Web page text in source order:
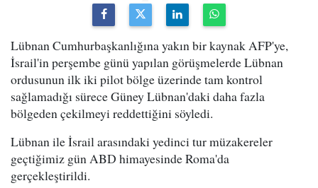
Lübnan Cumhurbaşkanlığına yakın bir kaynak AFP'ye,
İsrail'in perşembe günü yapılan görüşmelerde Lübnan
ordusunun ilk iki pilot bölge üzerinde tam kontrol
sağlamadığı sürece Güney Lübnan'daki daha fazla
bölgeden çekilmeyi reddettiğini söyledi.
Lübnan ile İsrail arasındaki yedinci tur müzakereler
geçtiğimiz gün ABD himayesinde Roma'da
gerçekleştirildi.